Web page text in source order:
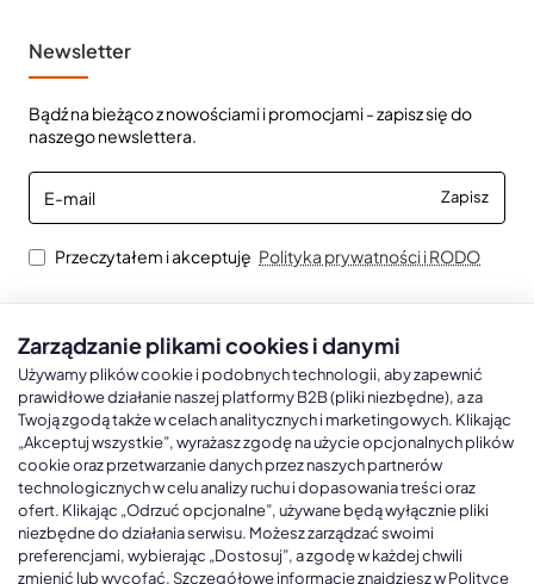
Newsletter
Bądź na bieżąco z nowościami i promocjami - zapisz się do
naszego newslettera.
E-
mail
Zapisz
Przeczytałem i akceptuję Polityka prywatności i RODO
Kalendarze książkowe
Kalendarze książkowe A5
Kalendarze książkowe A4
Kalendarze książkowe B5
Kalendarze książkowe A6 i B6
Kalendarze Ścienne
Kalendarze trójdzielne
Kalendarze jednodzielne
Kalendarze czterodzielne
Kalendarze Wieloplanszowe
Zarządzanie plikami cookies i danymi
Używamy plików cookie i podobnych technologii, aby zapewnić
prawidłowe działanie naszej platformy B2B (pliki niezbędne), a za
Twoją zgodą także w celach analitycznych i marketingowych. Klikając
„Akceptuj wszystkie”, wyrażasz zgodę na użycie opcjonalnych plików
cookie oraz przetwarzanie danych przez naszych partnerów
technologicznych w celu analizy ruchu i dopasowania treści oraz
ofert. Klikając „Odrzuć opcjonalne”, używane będą wyłącznie pliki
niezbędne do działania serwisu. Możesz zarządzać swoimi
preferencjami, wybierając „Dostosuj”, a zgodę w każdej chwili
zmienić lub wycofać. Szczegółowe informacje znajdziesz w Polityce